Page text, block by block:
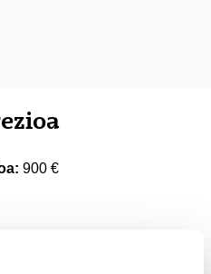
900 €